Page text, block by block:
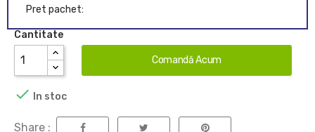
Pret pachet:
Cantitate
Comandă Acum
 In stoc
Share :